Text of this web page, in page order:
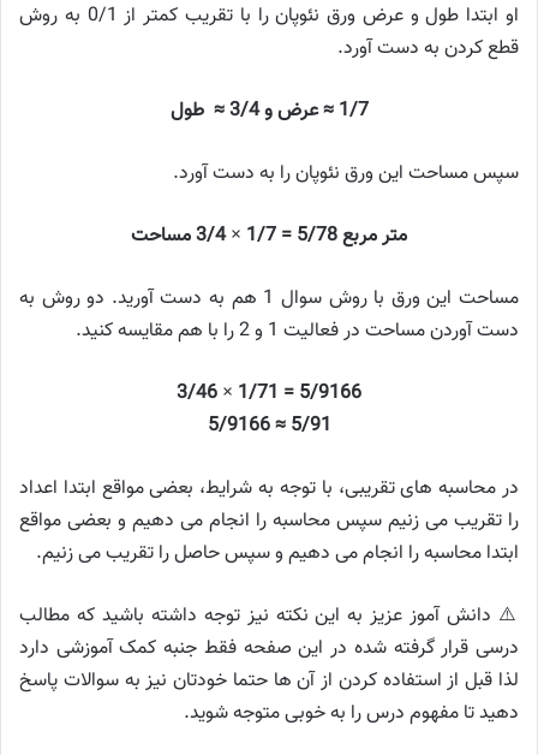
او ابتدا طول و عرض ورق نئوپان را با تقریب کمتر از 0/1 به روش
قطع کردن به دست آورد.
1/7 ≈ عرض و 3/4 ≈ طول
سپس مساحت این ورق نئوپان را به دست آورد.
متر مربع 5/78 = 1/7 × 3/4 مساحت
مساحت این ورق با روش سوال 1 هم به دست آورید. دو روش به
دست آوردن مساحت در فعالیت 1 و 2 را با هم مقایسه کنید.
5/9166 = 1/71 × 3/46
5/91 ≈ 5/9166
در محاسبه های تقریبی، با توجه به شرایط، بعضی مواقع ابتدا اعداد
را تقریب می زنیم سپس محاسبه را انجام می دهیم و بعضی مواقع
ابتدا محاسبه را انجام می دهیم و سپس حاصل را تقریب می زنیم.
⚠️ دانش آموز عزیز به این نکته نیز توجه داشته باشید که مطالب
درسی قرار گرفته شده در این صفحه فقط جنبه کمک آموزشی دارد
لذا قبل از استفاده کردن از آن ها حتما خودتان نیز به سوالات پاسخ
دهید تا مفهوم درس را به خوبی متوجه شوید.